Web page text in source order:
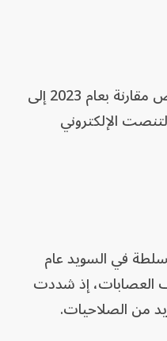
وعزت الشرطة معدل الانخفاض مقارنة بعام 2023 إلى
الإلكتروني
في السويد عام
العصابات، إذ شددت
من الصلاحيات.